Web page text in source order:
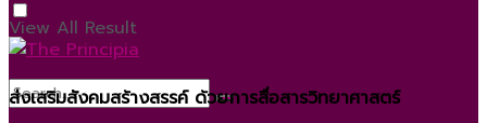
View All Result
ส่งเสริมสังคมสร้างสรรค์ ด้วยการสื่อสารวิทยาศาสตร์